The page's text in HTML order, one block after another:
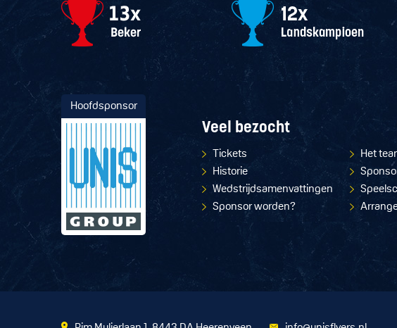
Hoofdsponsor
Veel bezocht
Tickets
Het
Historie
Wedstrijdsamenvattingen
Sponsor worden?